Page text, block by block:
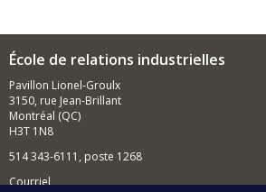
École de relations industrielles
Pavillon Lionel-Groulx
3150, rue Jean-Brillant
Montréal (QC)
H3T 1N8
514 343-6111, poste 1268
Courriel